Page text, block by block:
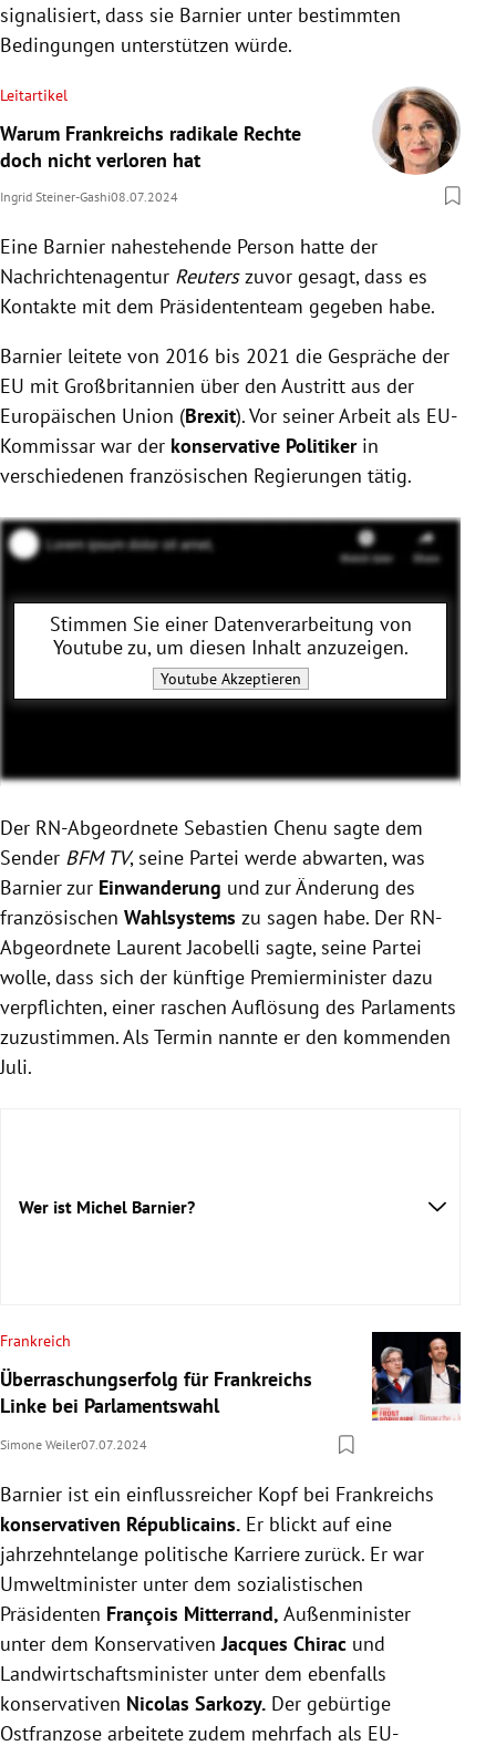
signalisiert, dass sie Barnier unter bestimmten
Bedingungen unterstützen würde.
Leitartikel
Warum Frankreichs radikale Rechte
doch nicht verloren hat
Ingrid Steiner-Gashi08.07.2024
Eine Barnier nahestehende Person hatte der
Nachrichtenagentur Reuterszuvor gesagt, dass es
Kontakte mit dem Präsidententeam gegeben habe.
Barnier leitete von 2016 bis 2021 die Gespräche der
EU mit Großbritannien über den Austritt aus der
Europäischen Union (Brexit). Vor seiner Arbeit als EU-
Kommissar war der konservative Politikerin
verschiedenen französischen Regierungen tätig.
Stimmen Sie einer Datenverarbeitung von
Youtubezu, um diesen Inhalt anzuzeigen.
YoutubeAkzeptieren
Der RN-Abgeordnete Sebastien Chenu sagte dem
Sender BFM TV, seine Partei werde abwarten, was
Barnier zur Einwanderung und zur Änderung des
französischen Wahlsystems zu sagen habe. Der RN-
Abgeordnete Laurent Jacobelli sagte, seine Partei
wolle, dass sich der künftige Premierminister dazu
verpflichten, einer raschen Auflösung des Parlaments
zuzustimmen. Als Termin nannte er den kommenden
Juli.
Wer ist Michel Barnier?
Frankreich
Überraschungserfolg für Frankreichs
Linke bei Parlamentswahl
Simone Weiler07.07.2024
Barnier ist ein einflussreicher Kopf bei Frankreichs
konservativen Républicains. Er blickt auf eine
jahrzehntelange politische Karriere zurück. Er war
Umweltminister unter dem sozialistischen
Präsidenten François Mitterrand, Außenminister
unter dem KonservativenJacques Chirac und
Landwirtschaftsminister unter dem ebenfalls
konservativen Nicolas Sarkozy. Der gebürtige
Ostfranzose arbeitete zudem mehrfach als EU-